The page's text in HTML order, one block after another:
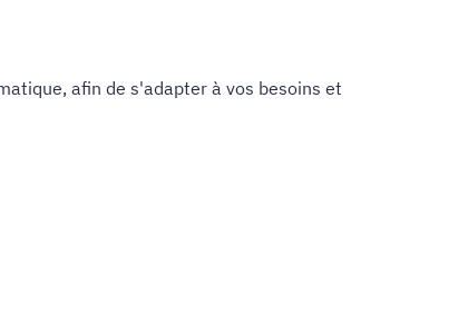
afin de s'adapter à vos besoins et